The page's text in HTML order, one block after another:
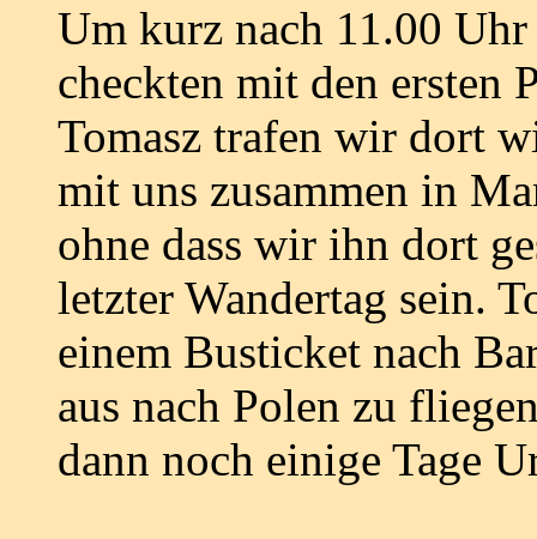
Um kurz nach 11.00
checkten mit den ersten
Tomasz trafen wir dort
mit uns zusammen in
ohne dass wir ihn dort
letzter Wandertag sein.
einem Busticket nach
aus nach Polen zu
dann noch einige Tage